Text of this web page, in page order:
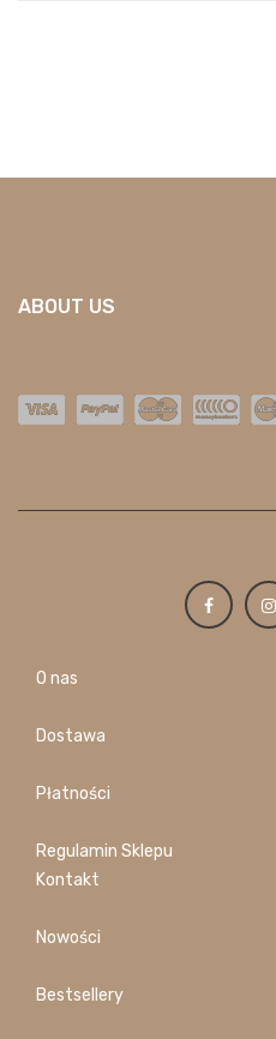
ABOUT US
O nas
Dostawa
Płatności
Regulamin Sklepu
Kontakt
Nowości
Bestsellery